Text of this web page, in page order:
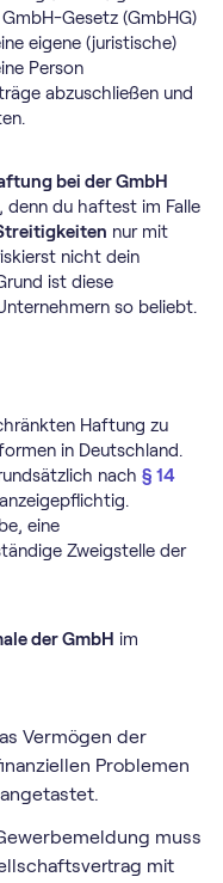
Gesetz (GmbHG)
eigene (juristische)
Person
abzuschließen und
bei der GmbH
denn du haftest im Falle
nur mit
nicht dein
ist diese
so beliebt.
Haftung zu
in Deutschland.
nach § 14
anzeigepflichtig.
eine
Zweigstelle der
der GmbH im
Vermögen der
Problemen
muss
mit